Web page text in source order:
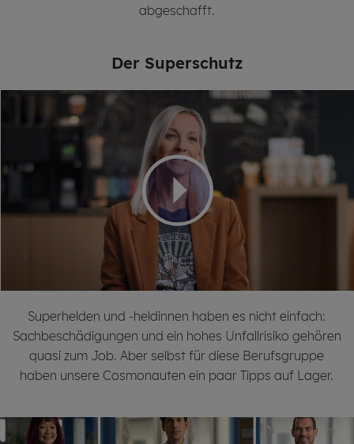
abgeschafft.
Der Su­per­schutz
Superhelden und -heldinnen haben es nicht einfach:
Sachbeschädigungen und ein hohes Unfallrisiko gehören
quasi zum Job. Aber selbst für diese Berufsgruppe
haben unsere Cosmonauten ein paar Tipps auf Lager.